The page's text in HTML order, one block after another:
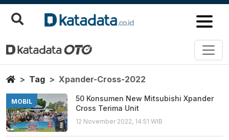
Xpander Cross 2022
Berita Terbaru
HomeTag Xpander-Cross-2022
MOBIL
50 Konsumen New Mitsubishi Xpander
Cross Terima Unit
12 November 2022, 14:51 WIB